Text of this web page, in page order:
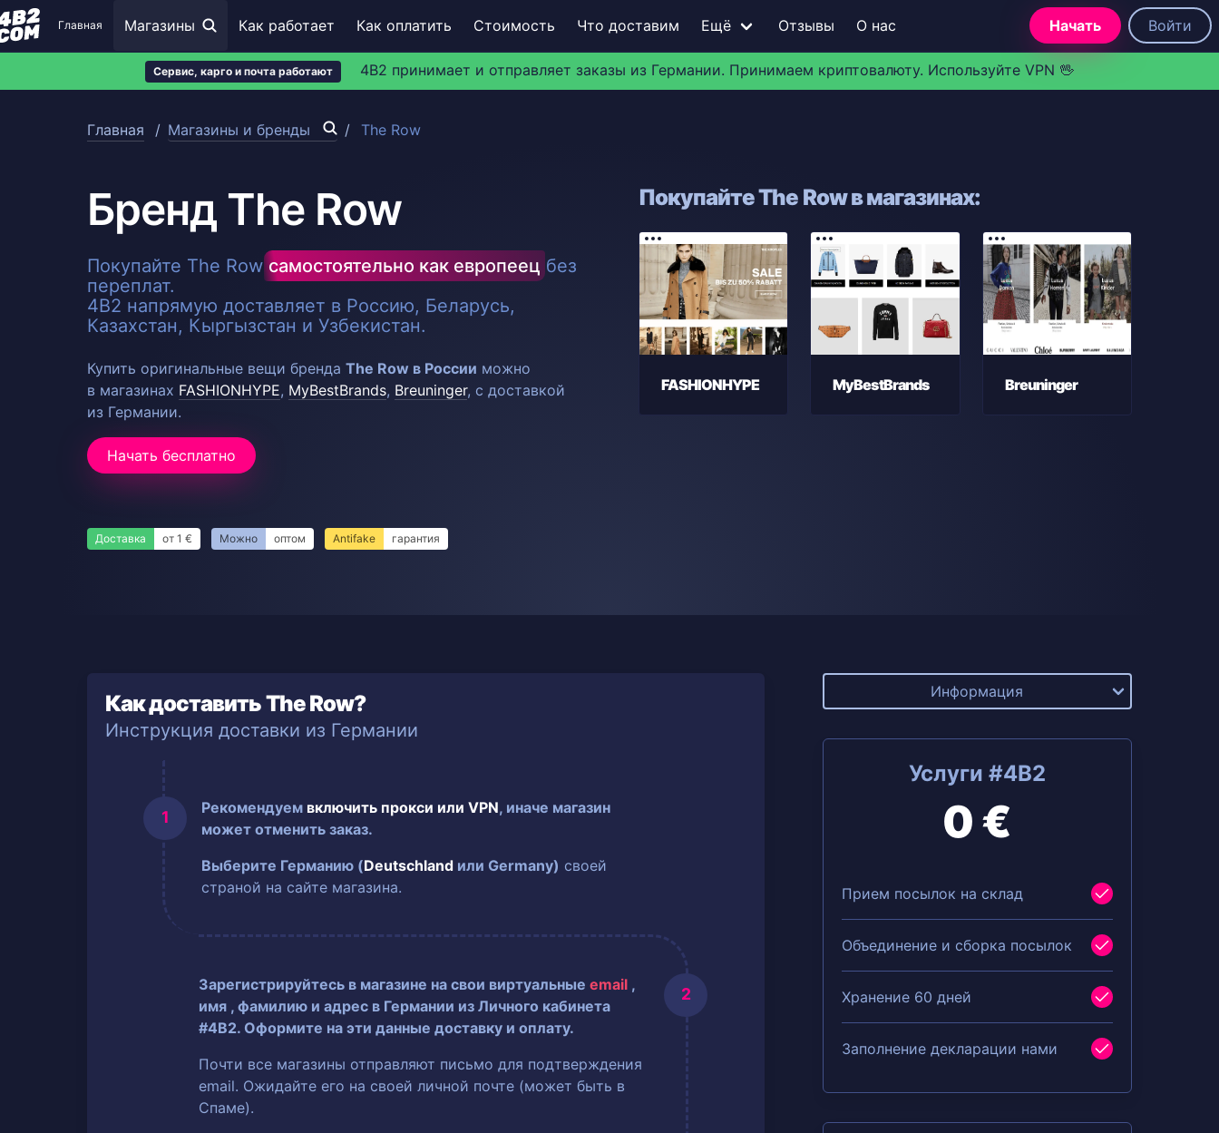
Сервис, карго и почта работают 4B2 принимает и отправляет заказы из Германии. Принимаем криптовалюту. Используйте VPN 🖖
Главная Магазины Как работает Как оплатить Стоимость Что доставим Ещё Отзывы О нас Начать Войти
Главная Магазины и бренды The Row
Бренд The Row
Покупайте The Rowсамостоятельно как европеец без
переплат.
4B2 напрямую доставляет в Россию, Беларусь,
Казахстан, Кыргызстан и Узбекистан.
Купить оригинальные вещи бренда The Row в России можно
в магазинах FASHIONHYPE, MyBestBrands, Breuninger, с доставкой
из Германии.
Начать бесплатно
Доставка от 1 € Можно оптом Antifake гарантия
Покупайте The Row в магазинах:
FASHIONHYPE MyBestBrands Breuninger
Как доставить The Row?
Инструкция доставки из Германии
Рекомендуем включить прокси или VPN, иначе магазин
может отменить заказ.
Выберите Германию (Deutschland или Germany) своей
страной на сайте магазина.
Зарегистрируйтесь в магазине на свои виртуальныеemail ,
имя , фамилию и адрес в Германии из Личного кабинета
#4B2. Оформите на эти данные доставку и оплату.
Почти все магазины отправляют письмо для подтверждения
email. Ожидайте его на своей личной почте (может быть в
Спаме).
Информация
Услуги #4B2
0 €
Прием посылок на склад
Объединение и сборка посылок
Хранение 60 дней
Заполнение декларации нами